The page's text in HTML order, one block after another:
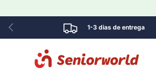
Ir para o conteúdo
Anterior 1-3 dias de entrega